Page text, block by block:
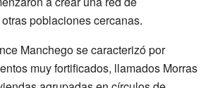
poblaciones cercanas.
Manchego se caracterizó por
muy fortificados, llamados Morras